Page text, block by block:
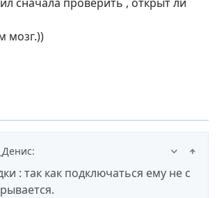
мозг.))
:
: так как подключаться ему не с